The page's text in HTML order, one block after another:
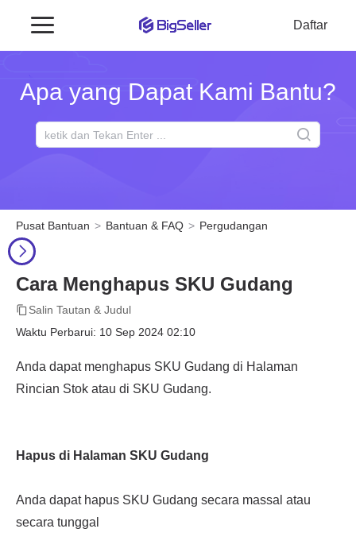
Daftar
Apa yang Dapat Kami Bantu?
Pusat Bantuan Bantuan & FAQ Pergudangan
Cara Menghapus SKU Gudang
Salin Tautan & Judul
Waktu Perbarui: 10 Sep 2024 02:10